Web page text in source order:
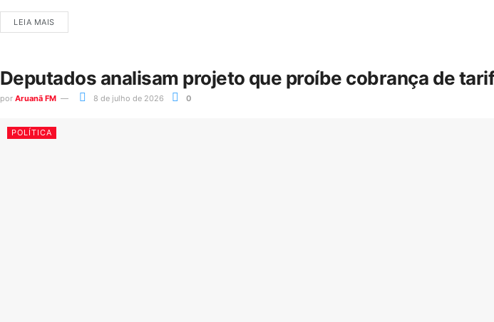
LEIA MAIS
Deputados analisam projeto que proíbe cobrança de
por Aruanã FM 8 de julho de 2026 0
POLÍTICA